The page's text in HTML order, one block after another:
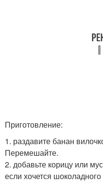
Приготовление:
1. раздавите банан
Перемешайте.
2. добавьте корицу или
если хочется шоколадного